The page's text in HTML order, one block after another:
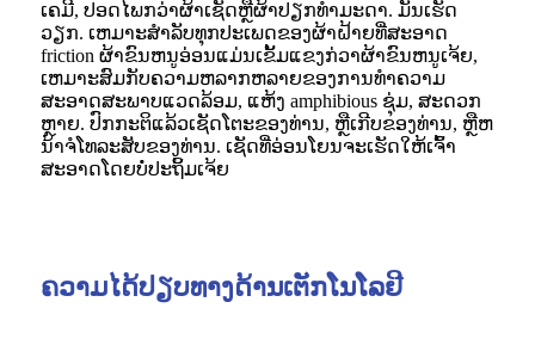
ເຄມີ, ປອດໄພກວ່າຜ້າເຊັດຫຼືຜ້າປຽກທໍາມະດາ. ມັນເຮັດ
ວຽກ. ເຫມາະສໍາລັບທຸກປະເພດຂອງຜ້າຝ້າຍທີ່ສະອາດ
friction ຜ້າຂົນຫນູອ່ອນແມ່ນເຂັ້ມແຂງກ່ວາຜ້າຂົນຫນູເຈ້ຍ,
ເຫມາະສົມກັບຄວາມຫລາກຫລາຍຂອງການທໍາຄວາມ
ສະອາດສະພາບແວດລ້ອມ, ແຫ້ງ amphibious ຊຸ່ມ, ສະດວກ
ຫຼາຍ. ປົກກະຕິແລ້ວເຊັດໂຕະຂອງທ່ານ, ຫຼືເກີບຂອງທ່ານ, ຫຼືຫ
ນ້າຈໍໂທລະສັບຂອງທ່ານ. ເຊັດທີ່ອ່ອນໂຍນຈະເຮັດໃຫ້ເຈົ້າ
ສະອາດໂດຍບໍ່ປະຖິ້ມເຈ້ຍ
ຄວາມໄດ້ປຽບທາງດ້ານເຕັກໂນໂລຢີ